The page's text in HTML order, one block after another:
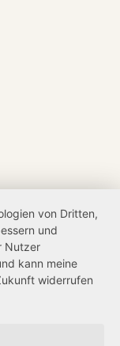
von Dritten,
und
Nutzer
kann meine
widerrufen